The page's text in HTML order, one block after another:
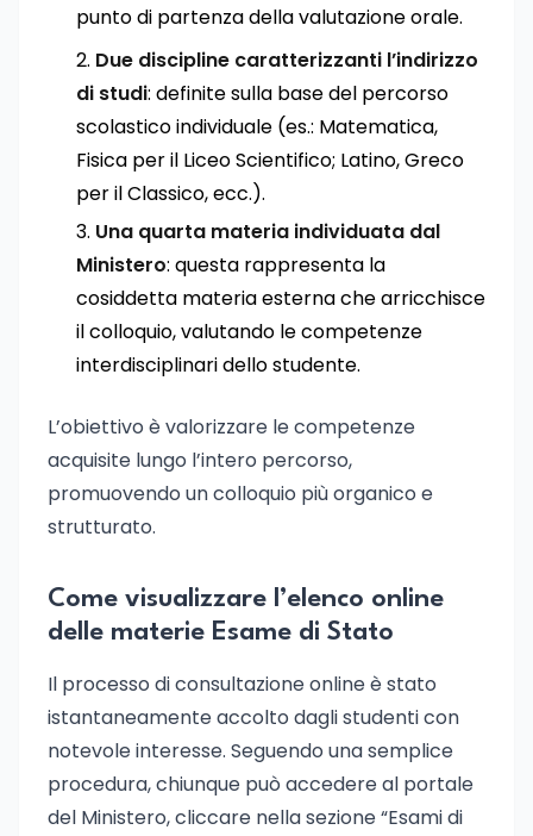
punto di partenza della valutazione orale.
Due discipline caratterizzanti l’indirizzo
di studi: definite sulla base del percorso
scolastico individuale (es.: Matematica,
Fisica per il Liceo Scientifico; Latino, Greco
per il Classico, ecc.).
Una quarta materia individuata dal
Ministero: questa rappresenta la
cosiddetta materia esterna che arricchisce
il colloquio, valutando le competenze
interdisciplinari dello studente.
L’obiettivo è valorizzare le competenze
acquisite lungo l’intero percorso,
promuovendo un colloquio più organico e
strutturato.
Come visualizzare l’elenco online
delle materie Esame di Stato
Il processo di consultazione online è stato
istantaneamente accolto dagli studenti con
notevole interesse. Seguendo una semplice
procedura, chiunque può accedere al portale
del Ministero, cliccare nella sezione “Esami di